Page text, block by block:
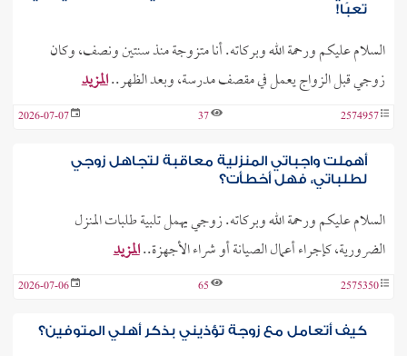
تعبًا!
السلام عليكم ورحمة الله وبركاته. أنا متزوجة منذ سنتين ونصف، وكان
زوجي قبل الزواج يعمل في مقصف مدرسة، وبعد الظهر..المزيد
2574957
37
2026-07-07
أهملت واجباتي المنزلية معاقبة لتجاهل زوجي
لطلباتي، فهل أخطأت؟
السلام عليكم ورحمة الله وبركاته. زوجي يهمل تلبية طلبات المنزل
الضرورية، كإجراء أعمال الصيانة أو شراء الأجهزة..المزيد
2575350
65
2026-07-06
كيف أتعامل مع زوجة تؤذيني بذكر أهلي المتوفين؟